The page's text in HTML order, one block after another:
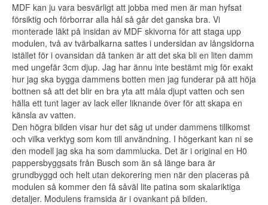
MDF kan ju vara besvärligt att jobba med men är man hyfsat
försiktig och förborrar alla hål så går det ganska bra. Vi
monterade läkt på insidan av MDF skivorna för att staga upp
modulen, två av tvärbalkarna sattes i undersidan av långsidorna
istället för i ovansidan då tanken är att det ska bli en liten damm
med ungefär 3cm djup. Jag har ännu inte bestämt mig för exakt
hur jag ska bygga dammens botten men jag funderar på att höja
bottnen så att det blir en bra yta att måla djupt vatten och sen
hälla ett tunt lager av lack eller liknande över för att skapa en
känsla av vatten.
Den högra bilden visar hur det såg ut under dammens tillkomst
och vilka verktyg som kom till användning. I högerkant kan ni se
den modell jag ska ha som dammlucka. Det är i original en H0
pappersbyggsats från Busch som än så länge bara är
grundbyggd och helt utan dekorering men när den placeras på
modulen så kommer den få såväl lite patina som skalariktiga
detaljer. Modulens framsida är i ovankant på bilden.